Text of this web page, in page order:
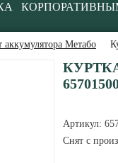
аккумулятора Метабо
Артикул:
Снят с